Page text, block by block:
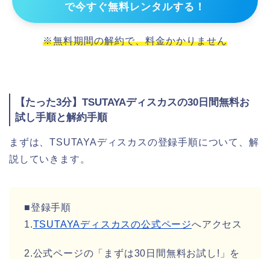
で今すぐ無料レンタルする！
※無料期間の解約で、料金かかりません
【たった3分】TSUTAYAディスカスの30日間無料お
試し手順と解約手順
まずは、TSUTAYAディスカスの登録手順について、解
説していきます。
■登録手順
1.TSUTAYAディスカスの公式ページへアクセス
2.公式ページの「まずは30日間無料お試し!」を